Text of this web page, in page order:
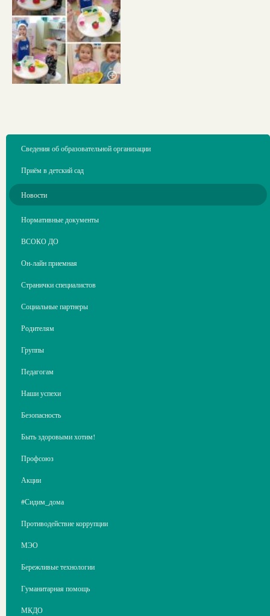
Сведения об образовательной организации
Приём в детский сад
Новости
Нормативные документы
ВСОКО ДО
Он-лайн приемная
Странички специалистов
Социальные партнеры
Родителям
Группы
Педагогам
Наши успехи
Безопасность
Быть здоровыми хотим!
Профсоюз
Акции
#Сидим_дома
Противодействие коррупции
МЭО
Бережливые технологии
Гуманитарная помощь
МКДО